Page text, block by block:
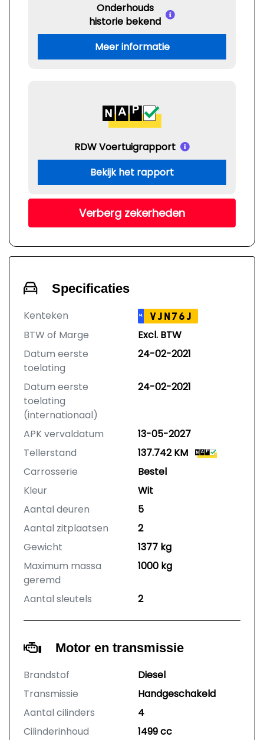
Onderhouds
historie bekend
Meer informatie
RDW Voertuigrapport
Bekijk het rapport
Verberg zekerheden
Specificaties
Kenteken NL VJN76J
BTW of Marge
Excl. BTW
Datum eerste
toelating
24-02-2021
Datum eerste
toelating
(internationaal)
24-02-2021
APK vervaldatum
13-05-2027
Tellerstand
137.742 KM
Carrosserie
Bestel
Kleur
Wit
Aantal deuren
5
Aantal zitplaatsen
2
Gewicht
1377 kg
Maximum massa
geremd
1000 kg
Aantal sleutels 2
Motor en transmissie
Brandstof
Diesel
Transmissie
Handgeschakeld
Aantal cilinders
4
Cilinderinhoud
1499 cc